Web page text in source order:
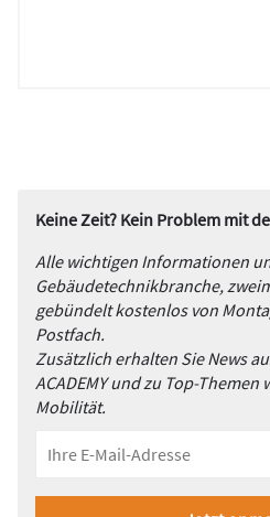
Keine Zeit? Kein Problem mit
Alle wichtigen Informationen
Gebäudetechnikbranche,
gebündelt kostenlos von
Postfach.
Zusätzlich erhalten Sie News
ACADEMY und zu Top-
Mobilität.